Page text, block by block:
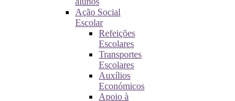
Ação Social
Escolar
Refeições
Escolares
Transportes
Escolares
Auxílios
Económicos
Apoio à